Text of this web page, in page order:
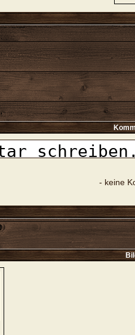
- keine